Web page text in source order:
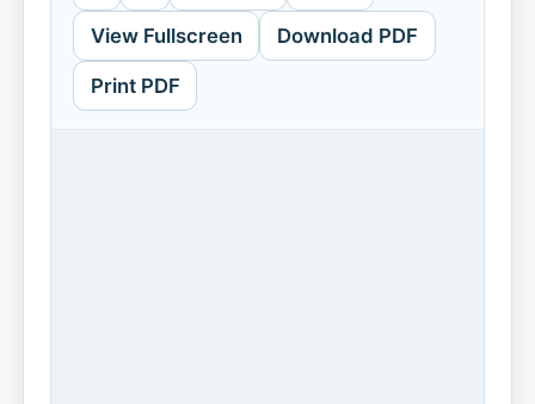
View Fullscreen Download PDF
Print PDF